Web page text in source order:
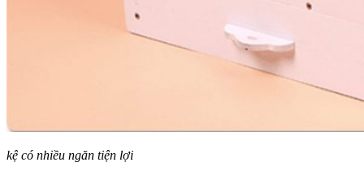
kệ có nhiều ngăn tiện lợi